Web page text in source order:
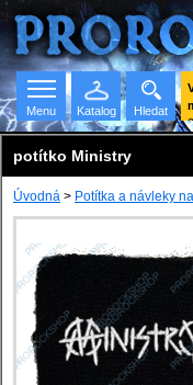
Hledat
Menu
potítko Ministry
Úvodná > Potítka a návleky
Katalog